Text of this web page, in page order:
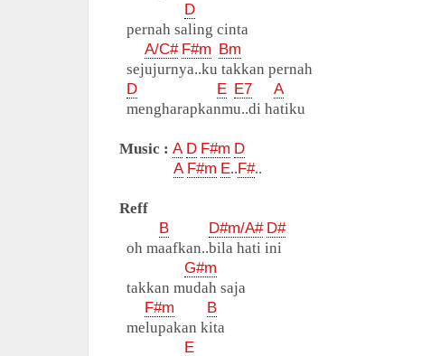
D
pernah saling cinta
A/C# F#m Bm
sejujurnya..ku takkan pernah
D
E E7
A
mengharapkanmu..di hatiku
Music : A D F#m D
A F#m E..F#..
Reff
B
D#m/A# D#
oh maafkan..bila hati ini
G#m
takkan mudah saja
F#m
B
melupakan kita
E